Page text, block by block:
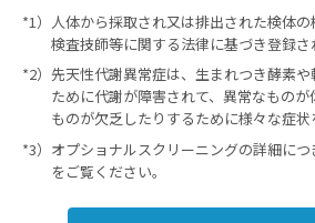
*1）人体から採取され又は排出された検体
検査技師等に関する法律に基づき登録さ
*2）先天性代謝異常症は、生まれつき酵素
ために代謝が障害されて、異常なもの
ものが欠乏したりするために様々な症状
*3）オプショナルスクリーニングの詳細につ
をご覧ください。